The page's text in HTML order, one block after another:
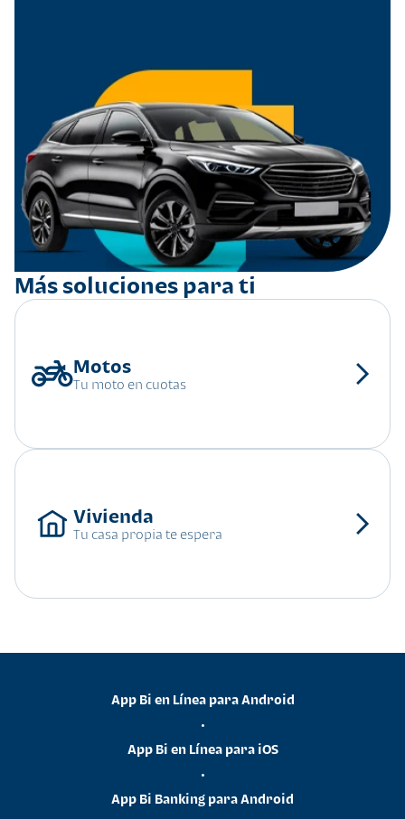
Más soluciones para ti
Tu moto en cuotas
Tu casa propia te espera
App Bi en Línea para Android
•
App Bi en Línea para iOS
•
App Bi Banking para Android